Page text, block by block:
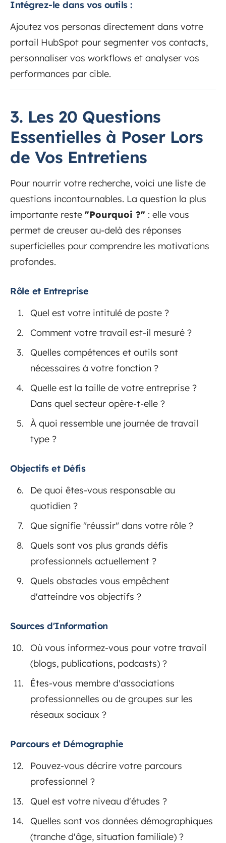
Intégrez-le dans vos outils :
Ajoutez vos personas directement dans votre
portail HubSpot pour segmenter vos contacts,
personnaliser vos workflows et analyser vos
performances par cible.
3. Les 20 Questions
Essentielles à Poser Lors
de Vos Entretiens
Pour nourrir votre recherche, voici une liste de
questions incontournables. La question la plus
importante reste "Pourquoi ?" : elle vous
permet de creuser au-delà des réponses
superficielles pour comprendre les motivations
profondes.
Rôle et Entreprise
Quel est votre intitulé de poste ?
Comment votre travail est-il mesuré ?
Quelles compétences et outils sont
nécessaires à votre fonction ?
Quelle est la taille de votre entreprise ?
Dans quel secteur opère-t-elle ?
À quoi ressemble une journée de travail
type ?
Objectifs et Défis
De quoi êtes-vous responsable au
quotidien ?
Que signifie "réussir" dans votre rôle ?
Quels sont vos plus grands défis
professionnels actuellement ?
Quels obstacles vous empêchent
d'atteindre vos objectifs ?
Sources d'Information
Où vous informez-vous pour votre travail
(blogs, publications, podcasts) ?
Êtes-vous membre d'associations
professionnelles ou de groupes sur les
réseaux sociaux ?
Parcours et Démographie
Pouvez-vous décrire votre parcours
professionnel ?
Quel est votre niveau d'études ?
Quelles sont vos données démographiques
(tranche d'âge, situation familiale) ?